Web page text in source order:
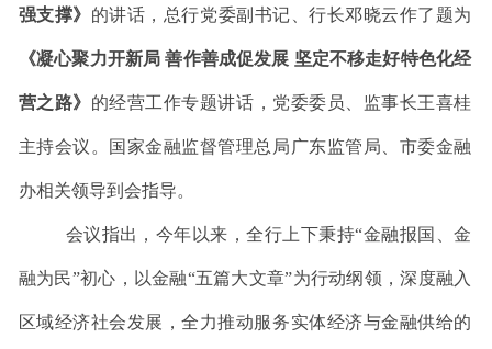
强支撑》 的讲话，总行党委副书记、行长邓晓云作了题为
《凝心聚力开新局 善作善成促发展 坚定不移走好特色化经
营之路》 的经营工作专题讲话，党委委员、监事长王喜桂
主持会议。国家金融监督管理总局广东监管局、市委金融
办相关领导到会指导。
会议指出， 今年以来，全行上下秉持“金融报国、金
融为民”初心，以金融“五篇大文章”为行动纲领，深度融入
区域经济社会发展，全力推动服务实体经济与金融供给的